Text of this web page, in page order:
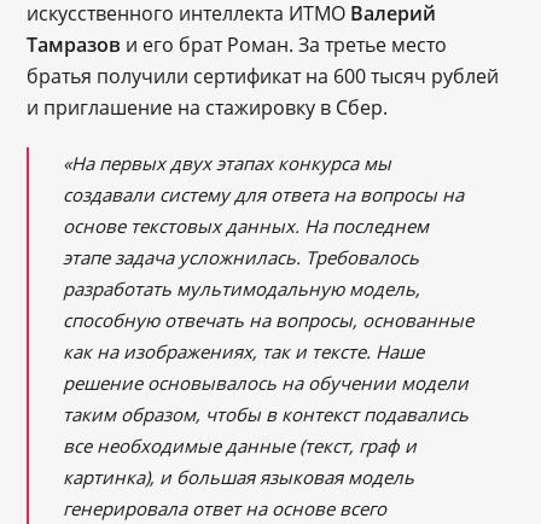
искусственного интеллекта ИТМО Валерий
Тамразов и его брат Роман. За третье место
братья получили сертификат на 600 тысяч рублей
и приглашение на стажировку в Сбер.
«На первых двух этапах конкурса мы
создавали систему для ответа на вопросы на
основе текстовых данных. На последнем
этапе задача усложнилась. Требовалось
разработать мультимодальную модель,
способную отвечать на вопросы, основанные
как на изображениях, так и тексте. Наше
решение основывалось на обучении модели
таким образом, чтобы в контекст подавались
все необходимые данные (текст, граф и
картинка), и большая языковая модель
генерировала ответ на основе всего